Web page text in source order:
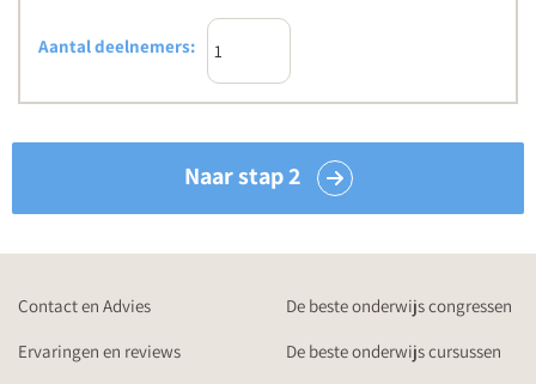
Aantal deelnemers:
Naar stap 2
Contact en Advies
De beste onderwijs congressen
Ervaringen en reviews
De beste onderwijs cursussen